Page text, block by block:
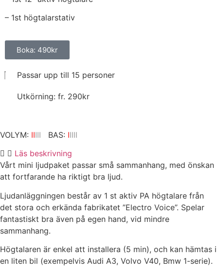
– 1st högtalarstativ
Boka: 490kr
Passar upp till 15 personer
Utkörning: fr. 290kr
VOLYM: IIIII BAS: IIIII
Läs beskrivning
Vårt mini ljudpaket passar små sammanhang, med önskan
att fortfarande ha riktigt bra ljud.
Ljudanläggningen består av 1 st aktiv PA högtalare från
det stora och erkända fabrikatet ”Electro Voice”. Spelar
fantastiskt bra även på egen hand, vid mindre
sammanhang.
Högtalaren är enkel att installera (5 min), och kan hämtas i
en liten bil (exempelvis Audi A3, Volvo V40, Bmw 1-serie).